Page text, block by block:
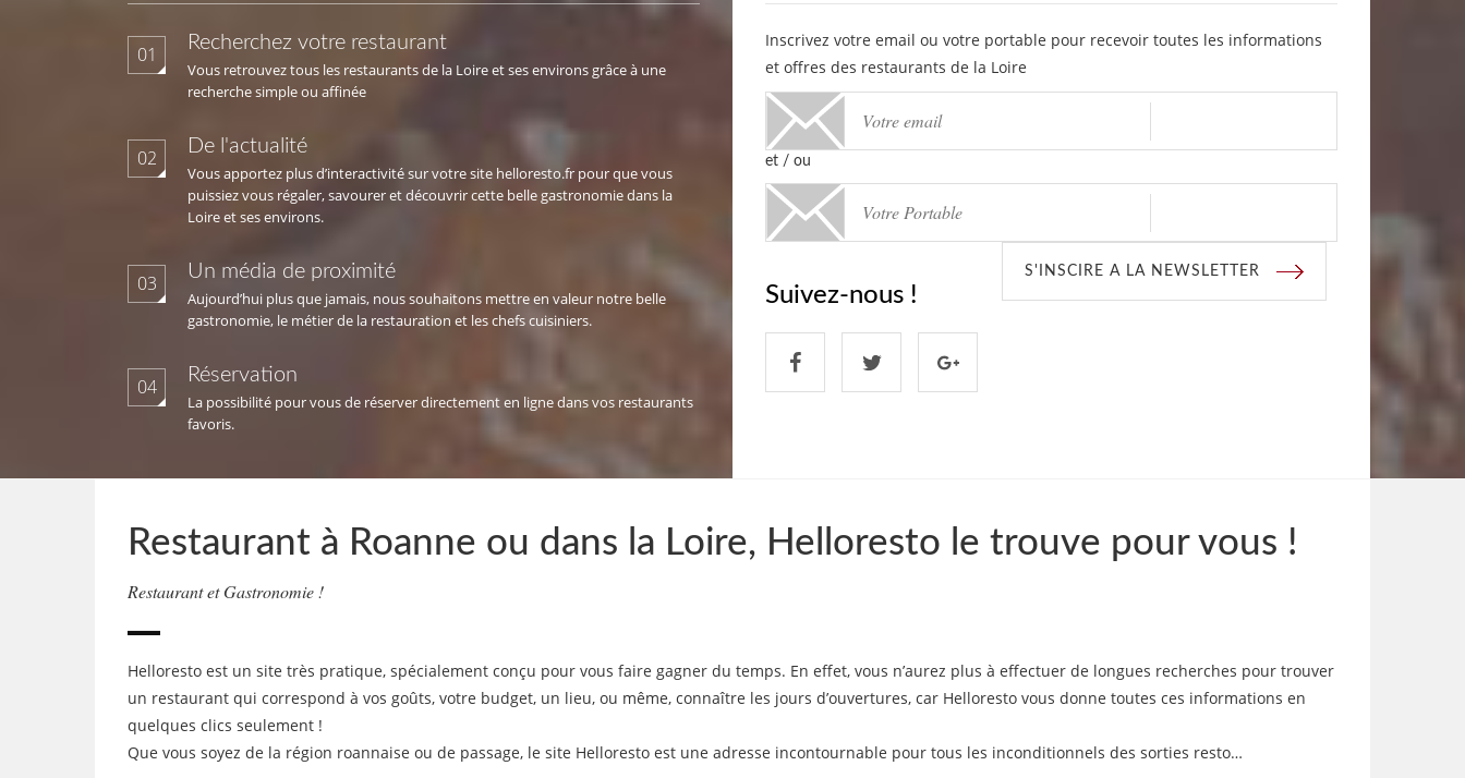
01 Recherchez votre restaurant
Vous retrouvez tous les restaurants de la Loire et ses environs grâce à une
recherche simple ou affinée
02 De l'actualité
Vous apportez plus d’interactivité sur votre site helloresto.fr pour que vous
puissiez vous régaler, savourer et découvrir cette belle gastronomie dans la
Loire et ses environs.
03 Un média de proximité
Aujourd’hui plus que jamais, nous souhaitons mettre en valeur notre belle
gastronomie, le métier de la restauration et les chefs cuisiniers.
04 Réservation
La possibilité pour vous de réserver directement en ligne dans vos restaurants
favoris.
Inscrivez votre email ou votre portable pour recevoir toutes les informations
et offres des restaurants de la Loire
et / ou
S'INSCIRE A LA NEWSLETTER
Suivez-nous !
Restaurant à Roanne ou dans la Loire, Helloresto le trouve pour vous !
Restaurant et Gastronomie !
Helloresto est un site très pratique, spécialement conçu pour vous faire gagner du temps. En effet, vous n’aurez plus à effectuer de longues recherches pour trouver
un restaurant qui correspond à vos goûts, votre budget, un lieu, ou même, connaître les jours d’ouvertures, car Helloresto vous donne toutes ces informations en
quelques clics seulement !
Que vous soyez de la région roannaise ou de passage, le site Helloresto est une adresse incontournable pour tous les inconditionnels des sorties resto…